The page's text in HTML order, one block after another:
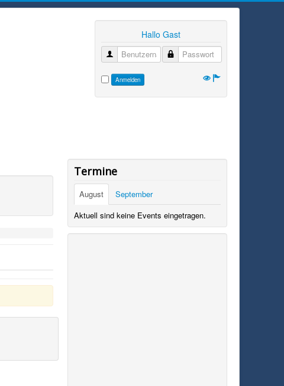
Hallo Gast
Benutzername
Passwort
Anmelden
Termine
August
September
Aktuell sind keine Events eingetragen.